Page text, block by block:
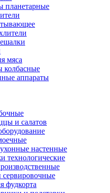
планетарные
мяса
аппараты
и салатов
настенные
технологические
сервировочные
фудкорта